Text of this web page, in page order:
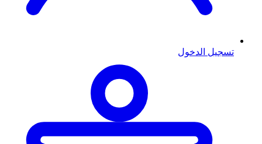
تسجيل الدخول